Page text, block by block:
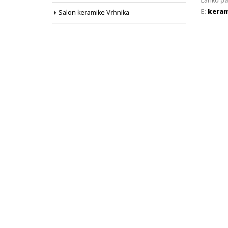
Salon keramike Vrhnika
E: